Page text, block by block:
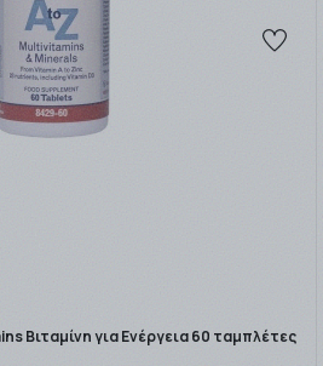
Βιταμίνη για Ενέργεια 60 ταμπλέτες